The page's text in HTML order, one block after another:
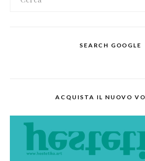
SEARCH GOOGLE
ACQUISTA IL NUOVO